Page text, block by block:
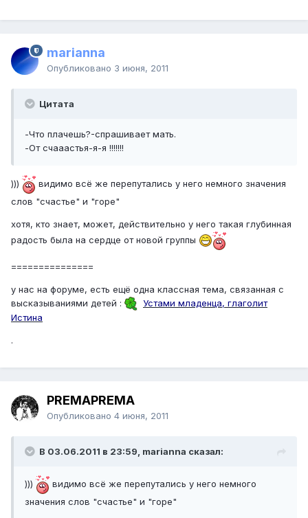
marianna
Опубликовано 3 июня, 2011
Цитата
-Что плачешь?-спрашивает мать.
-От счааастья-я-я !!!!!!!
)))
видимо всё же перепутались у него немного значения
слов "счастье" и "горе"
хотя, кто знает, может, действительно у него такая глубинная
радость была на сердце от новой группы
===============
у нас на форуме, есть ещё одна классная тема, связанная с
высказываниями детей :
Устами младенца, глаголит
Истина
.
PREMAPREMA
Опубликовано 4 июня, 2011
В 03.06.2011 в 23:59, marianna сказал:
)))
видимо всё же перепутались у него немного
значения слов "счастье" и "горе"